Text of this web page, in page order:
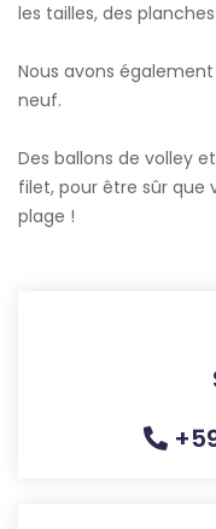
les tailles, des
Nous avons
neuf.
Des ballons de volley
filet, pour être sûr que
plage !